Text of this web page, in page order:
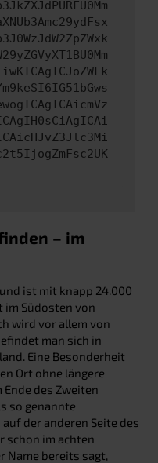
– im
ist mit knapp 24.000
Südosten von
wird vor allem von
man sich in
Eine Besonderheit
Ort ohne längere
Ende des Zweiten
so genannte
der anderen Seite des
schon im achten
Name bereits sagt,